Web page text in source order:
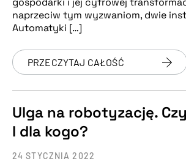
naprzeciw tym wyzwaniom, dwie
Automatyki […]
PRZECZYTAJ CAŁOŚĆ
Ulga na robotyzację.
I dla kogo?
24 STYCZNIA 2022